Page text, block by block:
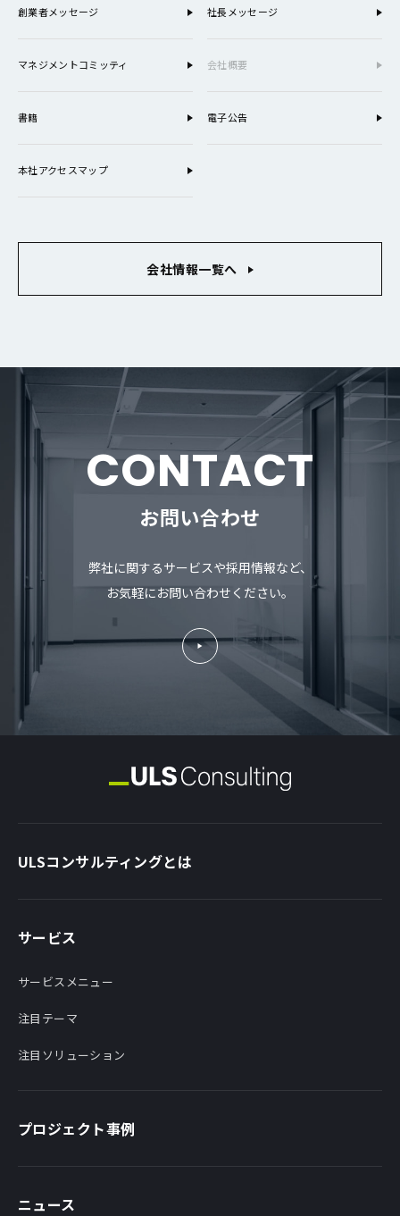
創業者メッセージ 社長メッセージ
マネジメントコミッティ 会社概要
書籍 電子公告
本社アクセスマップ
会社情報一覧へ
CONTACT
お問い合わせ
弊社に関するサービスや採用情報など、
お気軽にお問い合わせください。
ULSコンサルティングとは
サービス
サービスメニュー
注目テーマ
注目ソリューション
プロジェクト事例
ニュース